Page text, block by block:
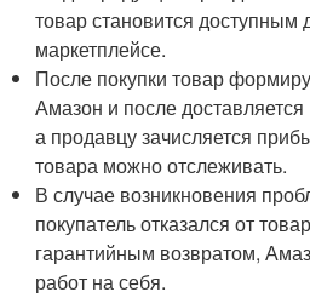
товар становится доступным
маркетплейсе.
После покупки товар
Амазон и после
а продавцу зачисляется
товара можно отслеживать.
В случае возникновения
покупатель отказался от
гарантийным возвратом,
работ на себя.